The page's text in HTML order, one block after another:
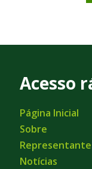
Acesso
Página Inicial
Sobre
Notícias